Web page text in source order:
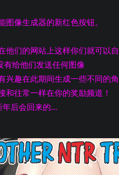
像生成器的新红色按钮。
们的网站上这样你们就可以自
有给他们发送任何图像
趣在此期间生成一些不同的角
往常一样在你的奖励频道！
年后会回来的…